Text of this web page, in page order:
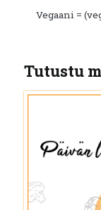
Vegaani =
Tutustu